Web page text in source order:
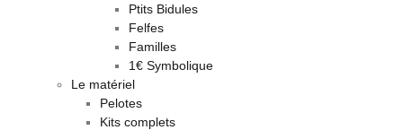
Ptits Bidules
Felfes
Familles
1€ Symbolique
Le matériel
Pelotes
Kits complets